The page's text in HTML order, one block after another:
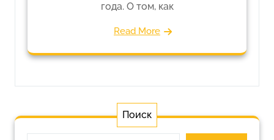
года. О том, как
Read More
Поиск